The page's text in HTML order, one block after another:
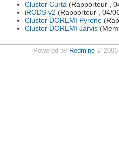
Cluster Curta (Rapporteur ,
iRODS v2 (Rapporteur , 04/
Cluster DOREMI Pyrene
Cluster DOREMI Jarvis
Powered by Redmine© 2006-